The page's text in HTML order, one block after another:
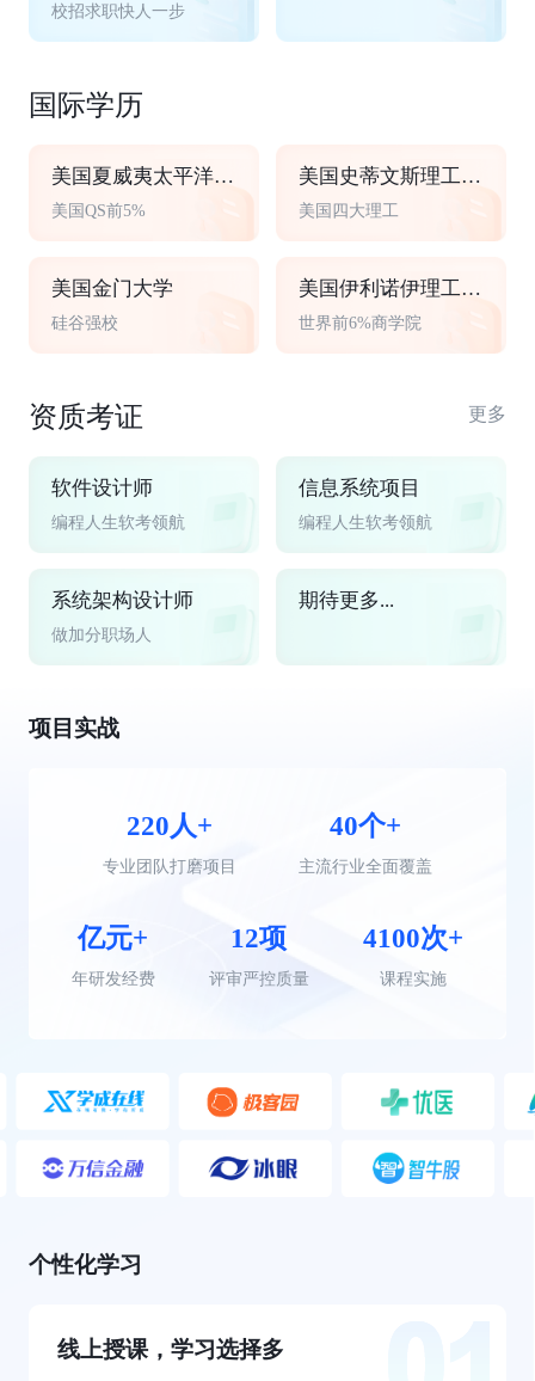
校招求职快人一步
国际学历
美国夏威夷太平洋大学
美国QS前5%
美国史蒂文斯理工学院
美国四大理工
美国金门大学
硅谷强校
美国伊利诺伊理工大学
世界前6%商学院
资质考证 更多
软件设计师
编程人生软考领航
信息系统项目
编程人生软考领航
系统架构设计师
做加分职场人
期待更多...
项目实战
220人+
专业团队打磨项目
40个+
主流行业全面覆盖
亿元+
年研发经费
12项
评审严控质量
4100次+
课程实施
个性化学习
线上授课，学习选择多